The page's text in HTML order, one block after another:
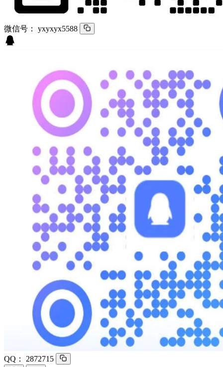
微信号： yxyxyx5588
QQ： 2872715